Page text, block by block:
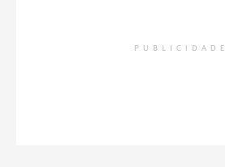
PUBLICIDADE